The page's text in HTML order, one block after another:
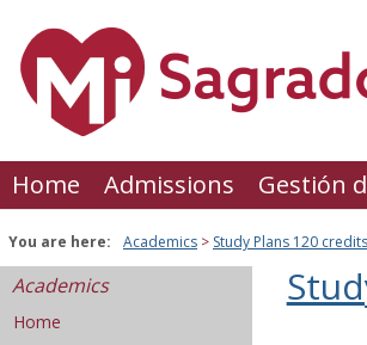
content
Home Admissions Gestión
You are here: Academics Study Plans 120
Academics
Home